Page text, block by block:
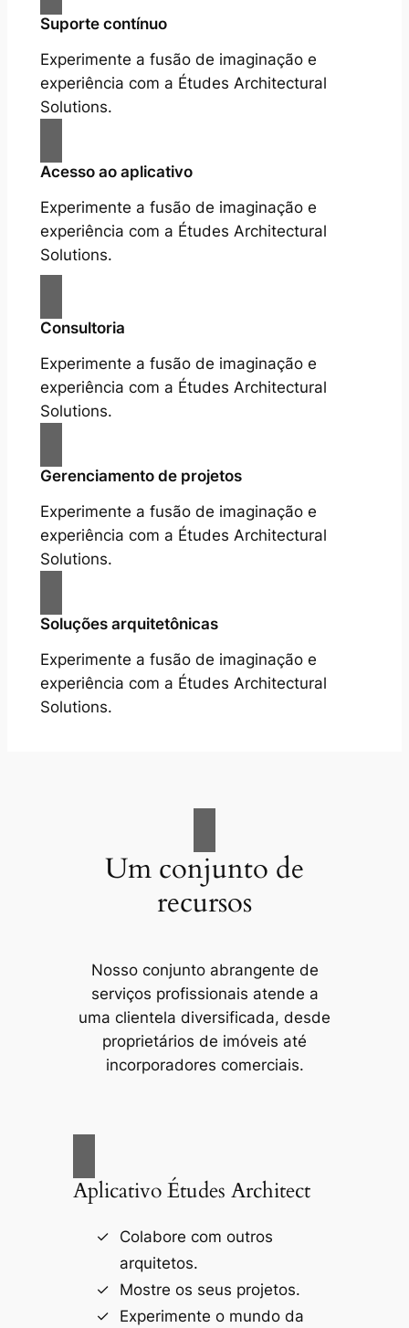
Suporte contínuo
Experimente a fusão de imaginação e
experiência com a Études Architectural
Solutions.
Acesso ao aplicativo
Experimente a fusão de imaginação e
experiência com a Études Architectural
Solutions.
Consultoria
Experimente a fusão de imaginação e
experiência com a Études Architectural
Solutions.
Gerenciamento de projetos
Experimente a fusão de imaginação e
experiência com a Études Architectural
Solutions.
Soluções arquitetônicas
Experimente a fusão de imaginação e
experiência com a Études Architectural
Solutions.
Um conjunto de
recursos
Nosso conjunto abrangente de
serviços profissionais atende a
uma clientela diversificada, desde
proprietários de imóveis até
incorporadores comerciais.
Aplicativo Études Architect
Colabore com outros
arquitetos.
Mostre os seus projetos.
Experimente o mundo da